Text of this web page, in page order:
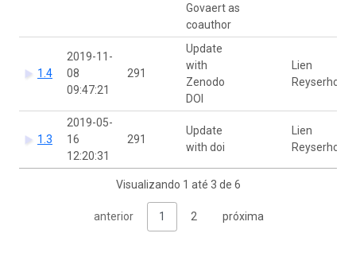
Govaert as
coauthor
1.4
2019-11-
08
09:47:21
291
Update
with
Zenodo
DOI
Lien
Reyserhove
1.3
2019-05-
16
12:20:31
291
Update
with doi
Lien
Reyserhove
Visualizando 1 até 3 de 6
anterior 1 2 próxima